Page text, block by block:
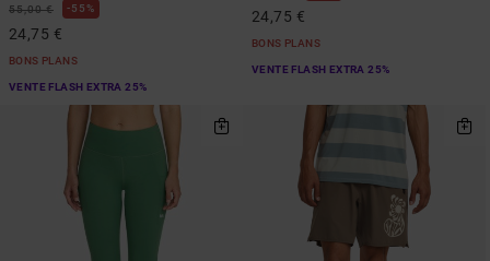
55,00 € 55%
24,75 €
BONS PLANS
VENTE FLASH EXTRA 25%
24,75 €
BONS PLANS
VENTE FLASH EXTRA 25%